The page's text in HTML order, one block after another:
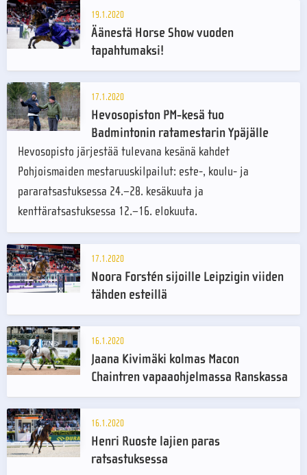
19.1.2020
Äänestä Horse Show vuoden
tapahtumaksi!
17.1.2020
Hevosopiston PM-kesä tuo
Badmintonin ratamestarin Ypäjälle
Hevosopisto järjestää tulevana kesänä kahdet
Pohjoismaiden mestaruuskilpailut: este-, koulu- ja
pararatsastuksessa 24.–28. kesäkuuta ja
kenttäratsastuksessa 12.–16. elokuuta.
17.1.2020
Noora Forstén sijoille Leipzigin viiden
tähden esteillä
16.1.2020
Jaana Kivimäki kolmas Macon
Chaintren vapaaohjelmassa Ranskassa
16.1.2020
Henri Ruoste lajien paras
ratsastuksessa